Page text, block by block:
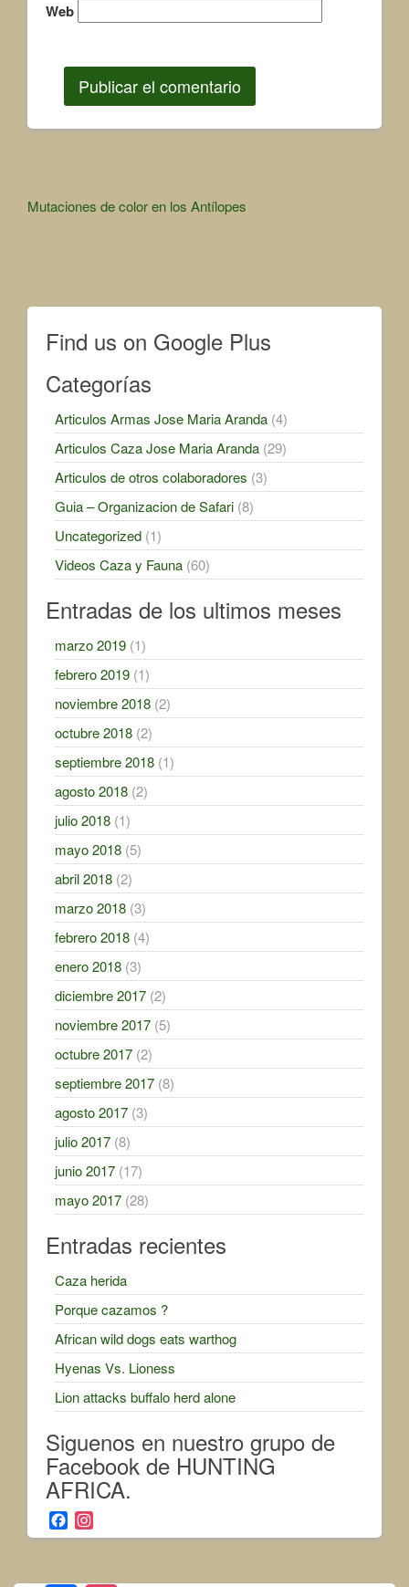
Web
Other
Mutaciones de color en los Antílopes
Find us on Google Plus
Categorías
Articulos Armas Jose Maria Aranda (4)
Articulos Caza Jose Maria Aranda (29)
Articulos de otros colaboradores (3)
Guia – Organizacion de Safari (8)
Uncategorized (1)
Videos Caza y Fauna (60)
Entradas de los ultimos meses
marzo 2019 (1)
febrero 2019 (1)
noviembre 2018 (2)
octubre 2018 (2)
septiembre 2018 (1)
agosto 2018 (2)
julio 2018 (1)
mayo 2018 (5)
abril 2018 (2)
marzo 2018 (3)
febrero 2018 (4)
enero 2018 (3)
diciembre 2017 (2)
noviembre 2017 (5)
octubre 2017 (2)
septiembre 2017 (8)
agosto 2017 (3)
julio 2017 (8)
junio 2017 (17)
mayo 2017 (28)
Entradas recientes
Caza herida
Porque cazamos ?
African wild dogs eats warthog
Hyenas Vs. Lioness
Lion attacks buffalo herd alone
Siguenos en nuestro grupo de
Facebook de HUNTING
AFRICA.
F
a
n